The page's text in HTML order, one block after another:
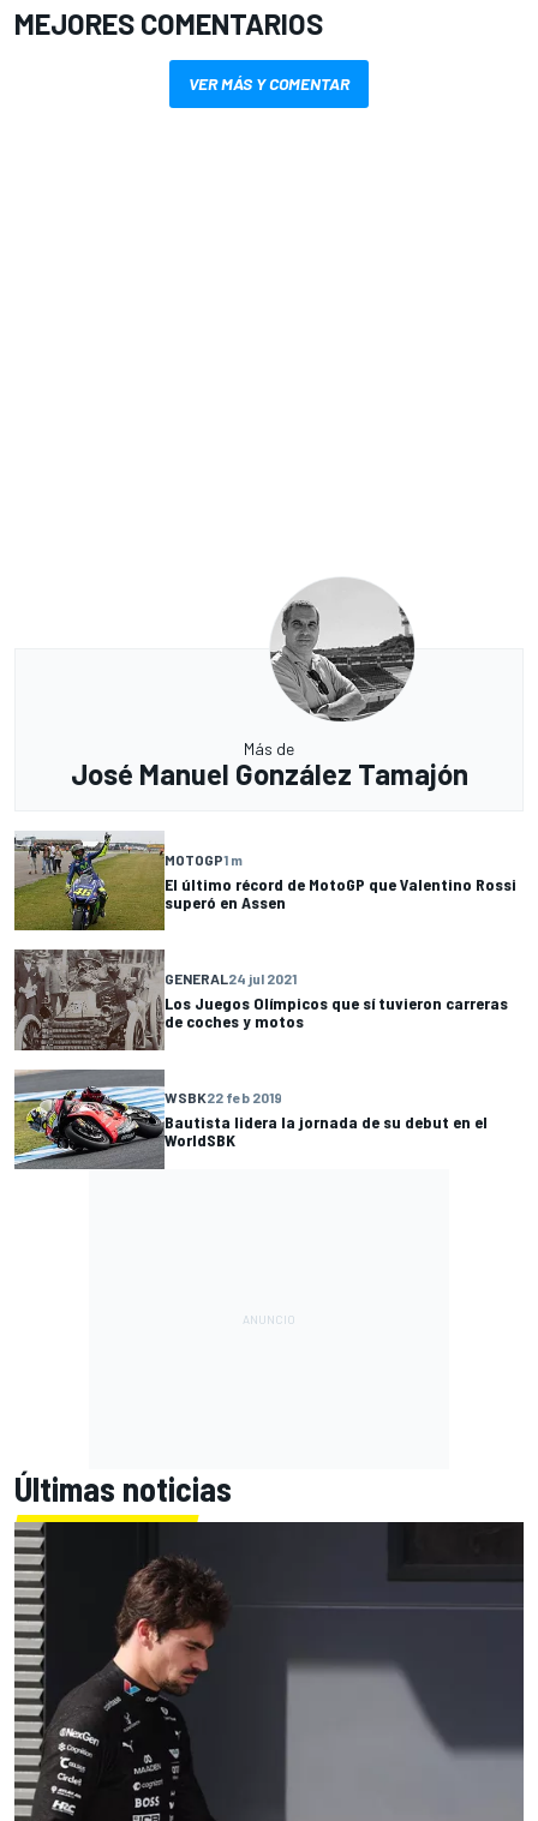
MEJORES COMENTARIOS
VER MÁS Y COMENTAR
Más de
José Manuel González Tamajón
MOTOGP1 m
El último récord de MotoGP que Valentino Rossi
superó en Assen
GENERAL24 jul 2021
Los Juegos Olímpicos que sí tuvieron carreras
de coches y motos
WSBK22 feb 2019
Bautista lidera la jornada de su debut en el
WorldSBK
Últimas noticias